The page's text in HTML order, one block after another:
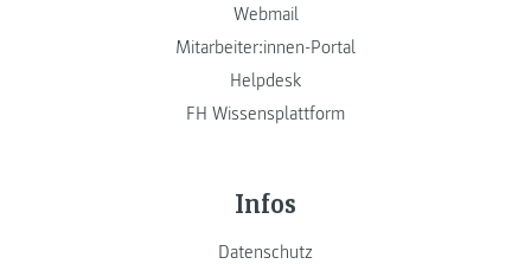
Webmail
Mitarbeiter:innen-Portal
Helpdesk
FH Wissensplattform
Infos
Datenschutz